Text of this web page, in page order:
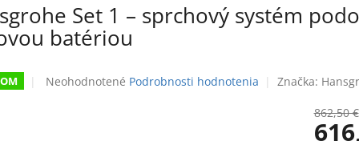
Set 1 – sprchový systém
batériou
Priemerné
Neohodnotené Podrobnosti hodnotenia Značka:
862,50 €